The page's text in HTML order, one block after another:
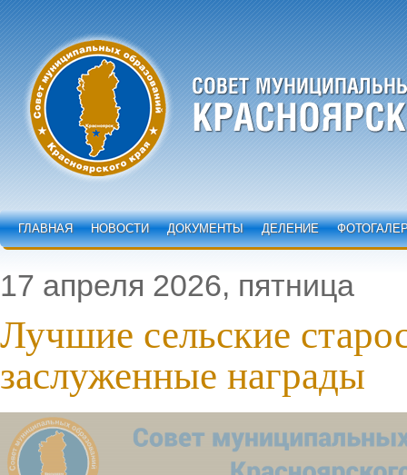
ГЛАВНАЯ НОВОСТИ ДОКУМЕНТЫ ДЕЛЕНИЕ
17 апреля 2026, пятница
Лучшие сельские
заслуженные награды